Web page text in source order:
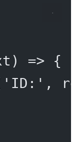
) => {
'ID:' ,